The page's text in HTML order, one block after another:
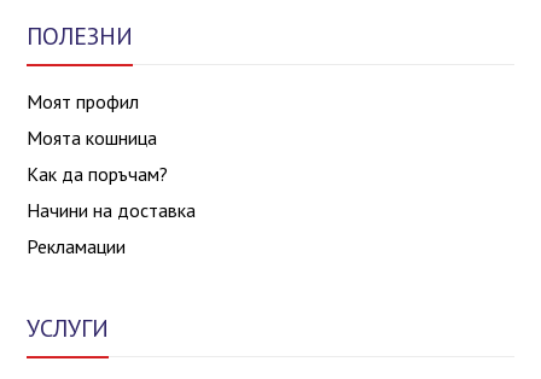
ПОЛЕЗНИ
Моят профил
Моята кошница
Как да поръчам?
Начини на доставка
Рекламации
УСЛУГИ